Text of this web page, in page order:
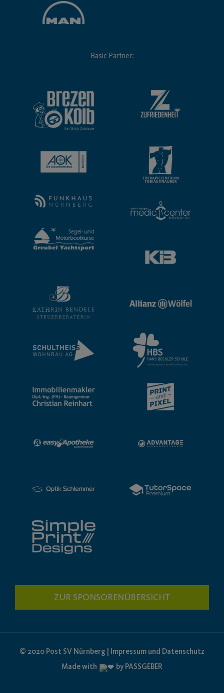
Basic Partner:
ZUR SPONSORENÜBERSICHT
© 2020 Post SV Nürnberg | Impressum und Datenschutz
Made with
by PASSGEBER